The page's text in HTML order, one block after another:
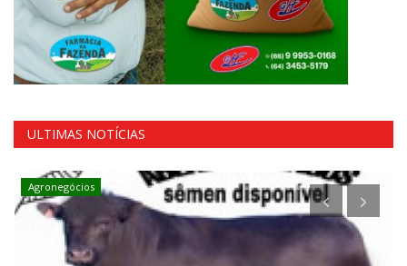
ULTIMAS NOTÍCIAS
Agronegócios